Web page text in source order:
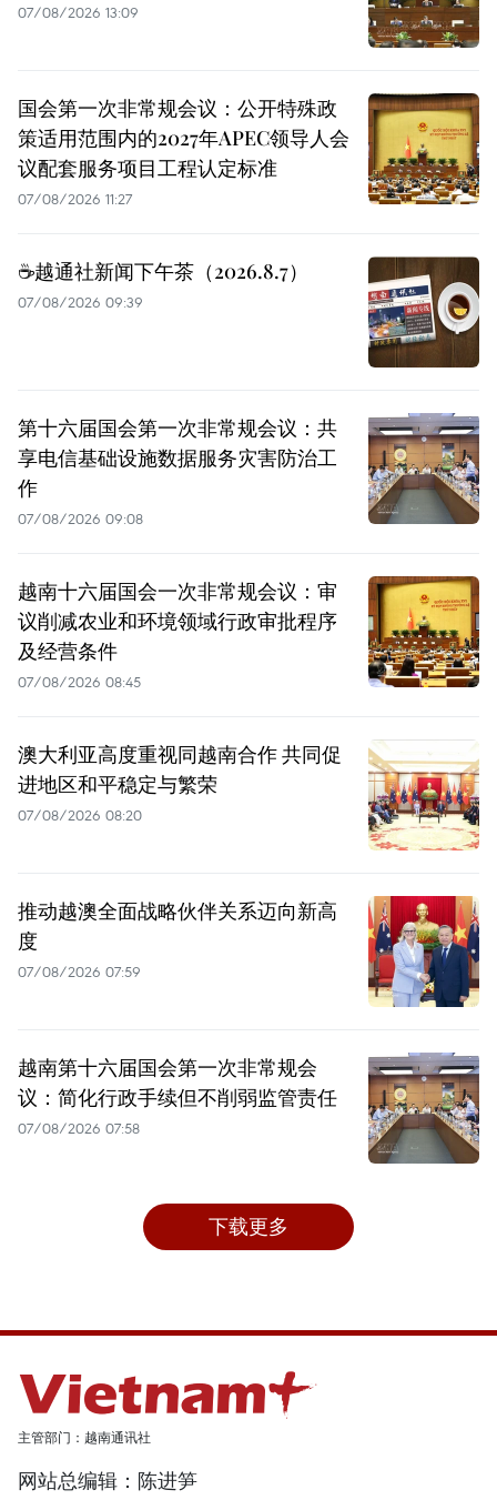
07/08/2026 13:09
国会第一次非常规会议：公开特殊政
策适用范围内的2027年APEC领导人会
议配套服务项目工程认定标准
07/08/2026 11:27
☕️越通社新闻下午茶（2026.8.7）
07/08/2026 09:39
第十六届国会第一次非常规会议：共
享电信基础设施数据服务灾害防治工
作
07/08/2026 09:08
越南十六届国会一次非常规会议：审
议削减农业和环境领域行政审批程序
及经营条件
07/08/2026 08:45
澳大利亚高度重视同越南合作 共同促
进地区和平稳定与繁荣
07/08/2026 08:20
推动越澳全面战略伙伴关系迈向新高
度
07/08/2026 07:59
越南第十六届国会第一次非常规会
议：简化行政手续但不削弱监管责任
07/08/2026 07:58
下载更多
主管部门：越南通讯社
网站总编辑：陈进笋